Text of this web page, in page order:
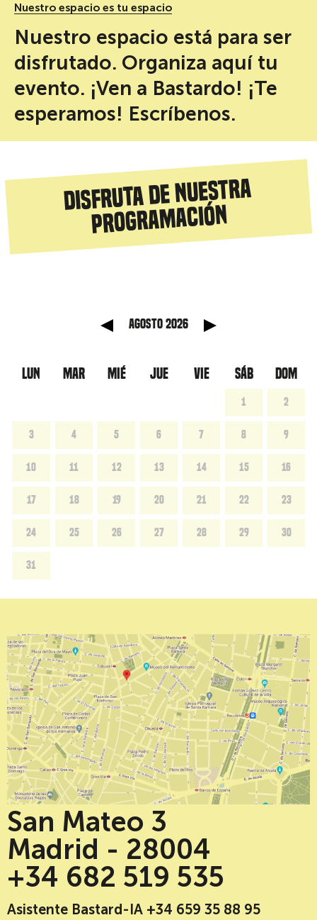
Nuestro espacio es tu espacio
Nuestro espacio está para ser
disfrutado. Organiza aquí tu
evento. ¡Ven a Bastardo! ¡Te
esperamos! Escríbenos.
Disfruta de nuestra
programación
agosto 2026
LUN MAR MIÉ JUE VIE SÁB DOM
1 2
3 4 5 6 7 8 9
10 11 12 13 14 15 16
17 18 19 20 21 22 23
24 25 26 27 28 29 30
31
San Mateo 3
Madrid - 28004
+34 682 519 535
Asistente Bastard-IA +34 659 35 88 95